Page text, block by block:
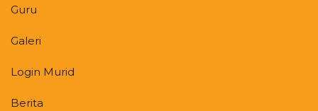
Guru
Galeri
Login Murid
Berita